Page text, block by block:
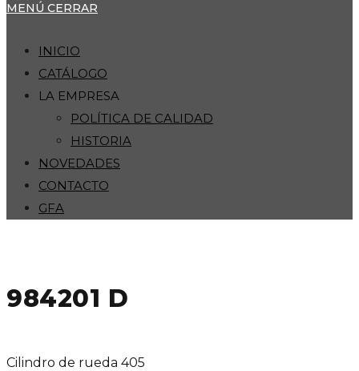
MENÚ CERRAR
INICIO
CATÁLOGO
LA EMPRESA
POLÍTICA DE CALIDAD
HISTORIA
NOVEDADES
CONTACTO
GFA
984201 D
Cilindro de rueda 405